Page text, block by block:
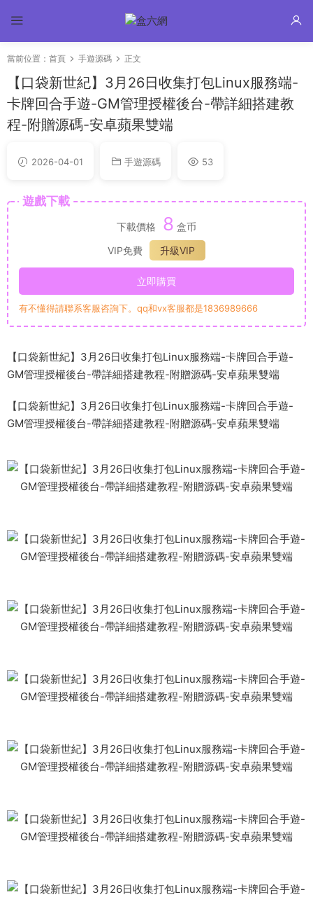
當前位置： 首頁 手遊源碼 正文
【口袋新世紀】3月26日收集打包Linux服務端-
卡牌回合手遊-GM管理授權後台-帶詳細搭建教
程-附贈源碼-安卓蘋果雙端
2026-04-01 手遊源碼 53
遊戲下載
下載價格 8 盒币
VIP免費
升級VIP
立即購買
有不懂得請聯系客服咨詢下。qq和vx客服都是1836989666
【口袋新世紀】3月26日收集打包Linux服務端-卡牌回合手遊-
GM管理授權後台-帶詳細搭建教程-附贈源碼-安卓蘋果雙端
【口袋新世紀】3月26日收集打包Linux服務端-卡牌回合手遊-
GM管理授權後台-帶詳細搭建教程-附贈源碼-安卓蘋果雙端